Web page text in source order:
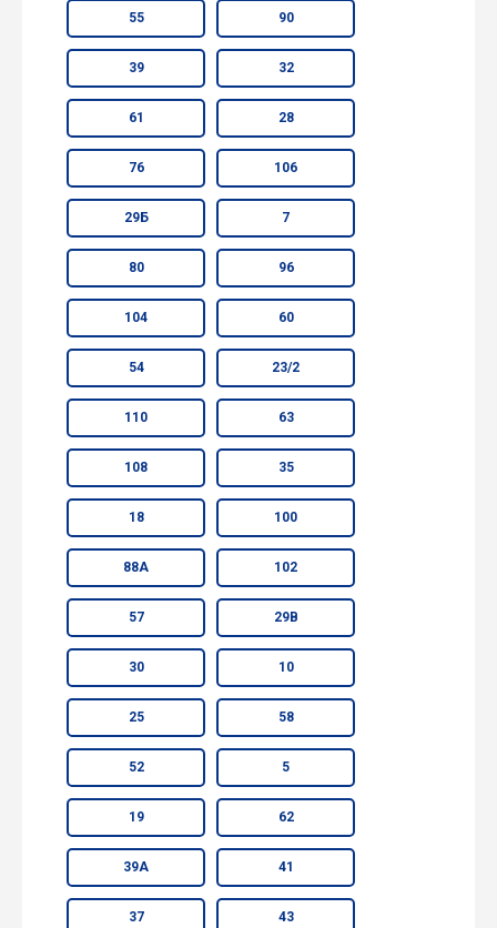
55 90
39 32
61 28
76 106
29Б 7
80 96
104 60
54 23/2
110 63
108 35
18 100
88А 102
57 29В
30 10
25 58
52 5
19 62
39А 41
37 43